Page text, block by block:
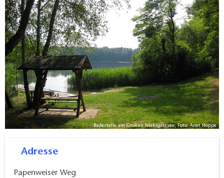
Badestelle am Großen Mahlgastsee, Foto: Anet Hoppe
Adresse
Papenweiser Weg